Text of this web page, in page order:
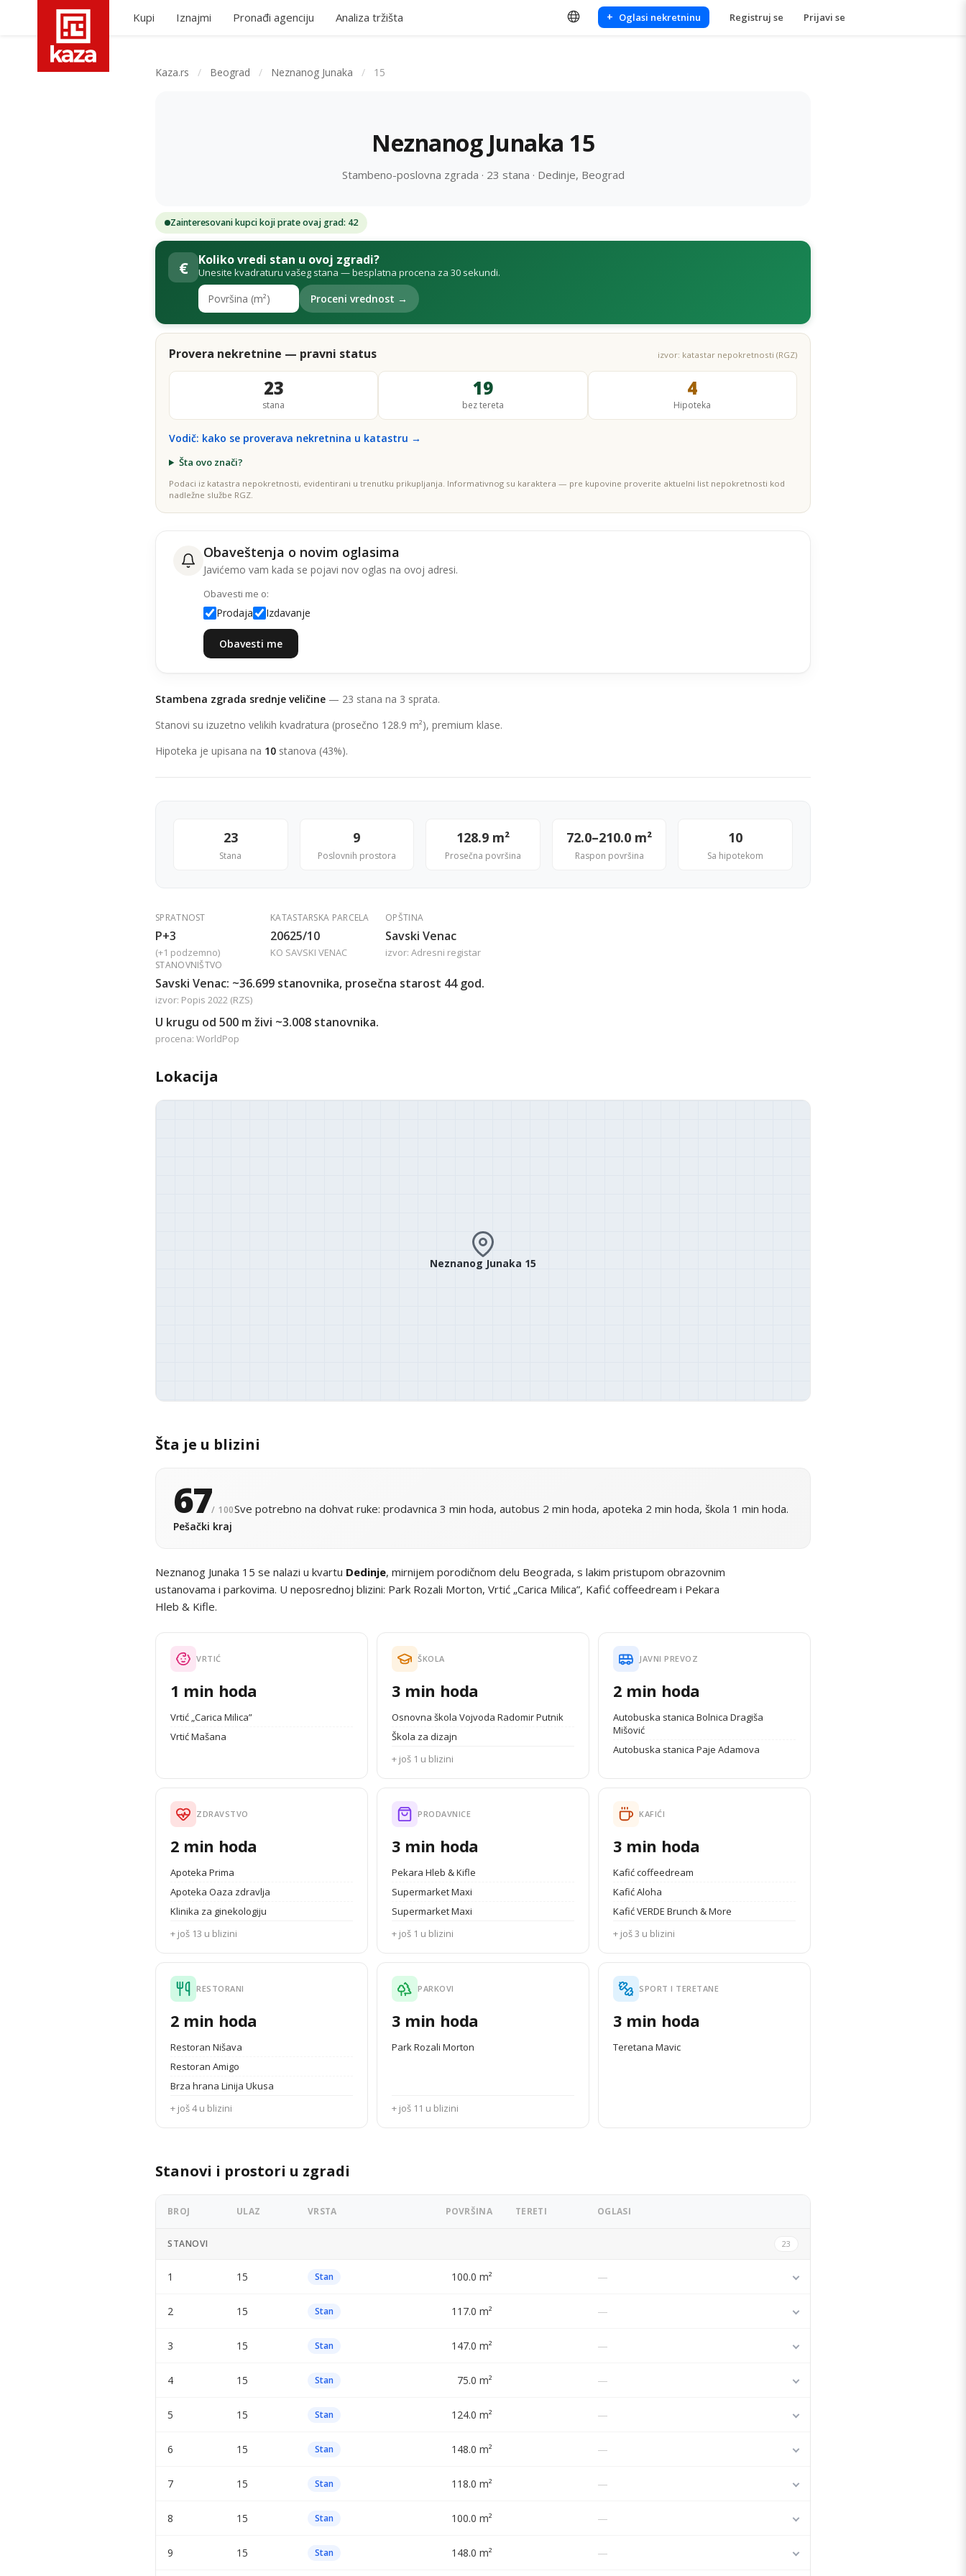
Kupi Iznajmi Pronađi agenciju Analiza tržišta + Oglasi nekretninu Registruj se Prijavi se
Kaza.rs / Beograd / Neznanog Junaka / 15
Neznanog Junaka 15
Stambeno-poslovna zgrada · 23 stana · Dedinje, Beograd
Zainteresovani kupci koji prate ovaj grad: 42
€ Koliko vredi stan u ovoj zgradi?
Unesite kvadraturu vašeg stana — besplatna procena za 30 sekundi.
Proceni vrednost →
Provera nekretnine — pravni status izvor: katastar nepokretnosti (RGZ)
23
stana
19
bez tereta
4
Hipoteka
Vodič: kako se proverava nekretnina u katastru →
Šta ovo znači?
Podaci iz katastra nepokretnosti, evidentirani u trenutku prikupljanja. Informativnog su karaktera — pre kupovine proverite aktuelni list nepokretnosti kod
nadležne službe RGZ.
Obaveštenja o novim oglasima
Javićemo vam kada se pojavi nov oglas na ovoj adresi.
Obavesti me o:
Prodaja Izdavanje
Obavesti me
Stambena zgrada srednje veličine — 23 stana na 3 sprata.
Stanovi su izuzetno velikih kvadratura (prosečno 128.9 m²), premium klase.
Hipoteka je upisana na 10 stanova (43%).
23
Stana
9
Poslovnih prostora
128.9 m²
Prosečna površina
72.0–210.0 m²
Raspon površina
10
Sa hipotekom
SPRATNOST
P+3
(+1 podzemno)
KATASTARSKA PARCELA
20625/10
KO SAVSKI VENAC
OPŠTINA
Savski Venac
izvor: Adresni registar
STANOVNIŠTVO
Savski Venac: ~36.699 stanovnika, prosečna starost 44 god.
izvor: Popis 2022 (RZS)
U krugu od 500 m živi ~3.008 stanovnika.
procena: WorldPop
Lokacija
Neznanog Junaka 15
Šta je u blizini
67/ 100
Pešački kraj
Sve potrebno na dohvat ruke: prodavnica 3 min hoda, autobus 2 min hoda, apoteka 2 min hoda, škola 1 min hoda.
Neznanog Junaka 15 se nalazi u kvartu Dedinje, mirnijem porodičnom delu Beograda, s lakim pristupom obrazovnim
ustanovama i parkovima. U neposrednoj blizini: Park Rozali Morton, Vrtić „Carica Milica”, Kafić coffeedream i Pekara
Hleb & Kifle.
VRTIĆ
1 min hoda
Vrtić „Carica Milica”
Vrtić Mašana
ŠKOLA
3 min hoda
Osnovna škola Vojvoda Radomir Putnik
Škola za dizajn
+ još 1 u blizini
JAVNI PREVOZ
2 min hoda
Autobuska stanica Bolnica Dragiša
Mišović
Autobuska stanica Paje Adamova
ZDRAVSTVO
2 min hoda
Apoteka Prima
Apoteka Oaza zdravlja
Klinika za ginekologiju
+ još 13 u blizini
PRODAVNICE
3 min hoda
Pekara Hleb & Kifle
Supermarket Maxi
Supermarket Maxi
+ još 1 u blizini
KAFIĆI
3 min hoda
Kafić coffeedream
Kafić Aloha
Kafić VERDE Brunch & More
+ još 3 u blizini
RESTORANI
2 min hoda
Restoran Nišava
Restoran Amigo
Brza hrana Linija Ukusa
+ još 4 u blizini
PARKOVI
3 min hoda
Park Rozali Morton
+ još 11 u blizini
SPORT I TERETANE
3 min hoda
Teretana Mavic
Stanovi i prostori u zgradi
BROJ ULAZ VRSTA POVRŠINA TERETI OGLASI
STANOVI 23
1 15 Stan 100.0 m² —
2 15 Stan 117.0 m² —
3 15 Stan 147.0 m² —
4 15 Stan 75.0 m² —
5 15 Stan 124.0 m² —
6 15 Stan 148.0 m² —
7 15 Stan 118.0 m² —
8 15 Stan 100.0 m² —
9 15 Stan 148.0 m² —